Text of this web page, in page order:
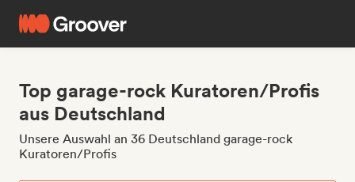
Top garage-rock Kuratoren/Profis
aus Deutschland
Unsere Auswahl an 36 Deutschland garage-rock
Kuratoren/Profis